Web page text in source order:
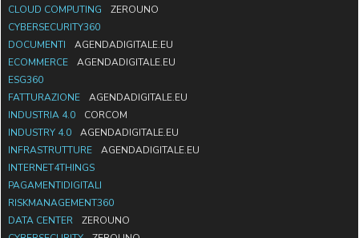
CLOUD COMPUTING
ZEROUNO
CYBERSECURITY360
DOCUMENTI
AGENDADIGITALE.EU
ECOMMERCE
AGENDADIGITALE.EU
ESG360
FATTURAZIONE
AGENDADIGITALE.EU
INDUSTRIA 4.0
CORCOM
INDUSTRY 4.0
AGENDADIGITALE.EU
INFRASTRUTTURE
AGENDADIGITALE.EU
INTERNET4THINGS
PAGAMENTIDIGITALI
RISKMANAGEMENT360
DATA CENTER
ZEROUNO